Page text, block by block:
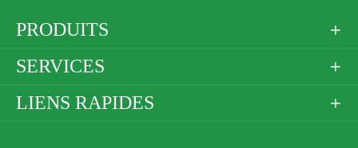
PRODUITS 
SERVICES 
LIENS RAPIDES 